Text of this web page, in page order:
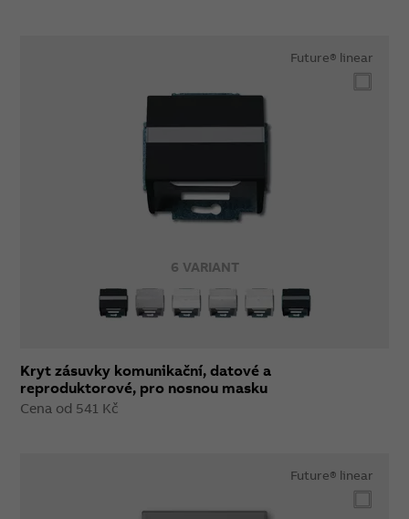
6 VARIANT
Future® linear
Kryt zásuvky komunikační, datové a
reproduktorové, pro nosnou masku
Cena od 541 Kč
Future® linear